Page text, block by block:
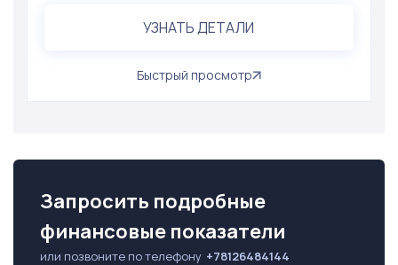
УЗНАТЬ ДЕТАЛИ
Быстрый просмотр
Запросить подробные
финансовые показатели
или позвоните по телефону +78126484144